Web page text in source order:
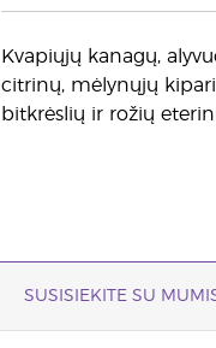
Kvapiųjų kanagų,
citrinų, mėlynųjų
bitkrėslių ir rožių
SUSISIEKITE SU